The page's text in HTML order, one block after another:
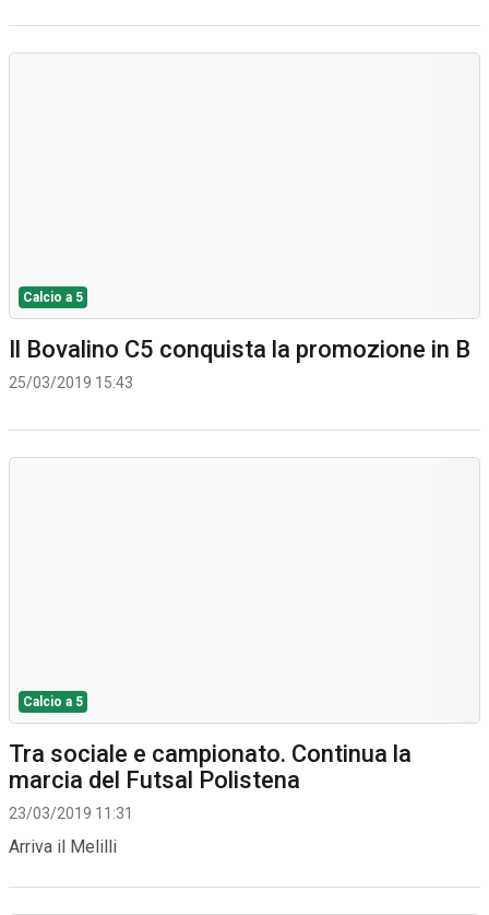
Calcio a 5
Il Bovalino C5 conquista la promozione in B
25/03/2019 15:43
Calcio a 5
Tra sociale e campionato. Continua la
marcia del Futsal Polistena
23/03/2019 11:31
Arriva il Melilli